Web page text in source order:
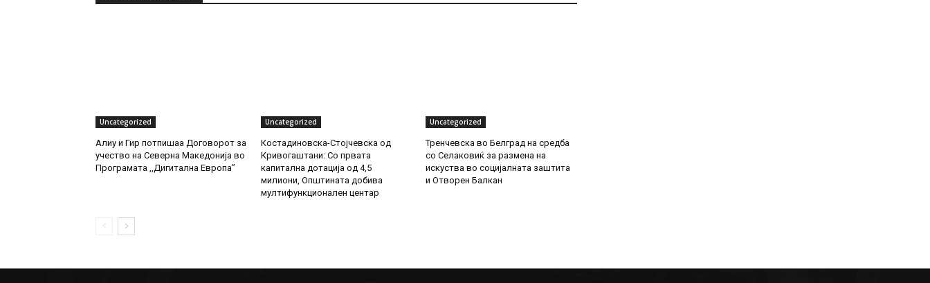
Uncategorized
Алиу и Гир потпишаа Договорот за
учество на Северна Македонија во
Програмата ,,Дигитална Европа”
Uncategorized
Костадиновска-Стојчевска од
Кривогаштани: Со првата
капитална дотација од 4,5
милиони, Општината добива
мултифункционален центар
Uncategorized
Тренчевска во Белград на средба
со Селаковиќ за размена на
искуства во социјалната заштита
и Отворен Балкан